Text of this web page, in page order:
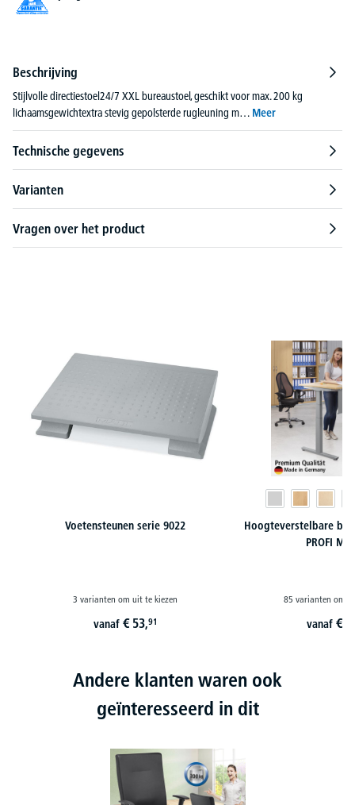
Beschrijving
Stijlvolle directiestoel24/7 XXL bureaustoel, geschikt voor max. 200 kg
lichaamsgewichtextra stevig gepolsterde rugleuning m… Meer
Technische gegevens
Varianten
Vragen over het product
Voetensteunen serie 9022
3 varianten om uit te kiezen
vanaf € 53,91
Hoogteverstelbare
PROFI
85 varianten om
vanaf €
Andere klanten waren ook
geïnteresseerd in dit